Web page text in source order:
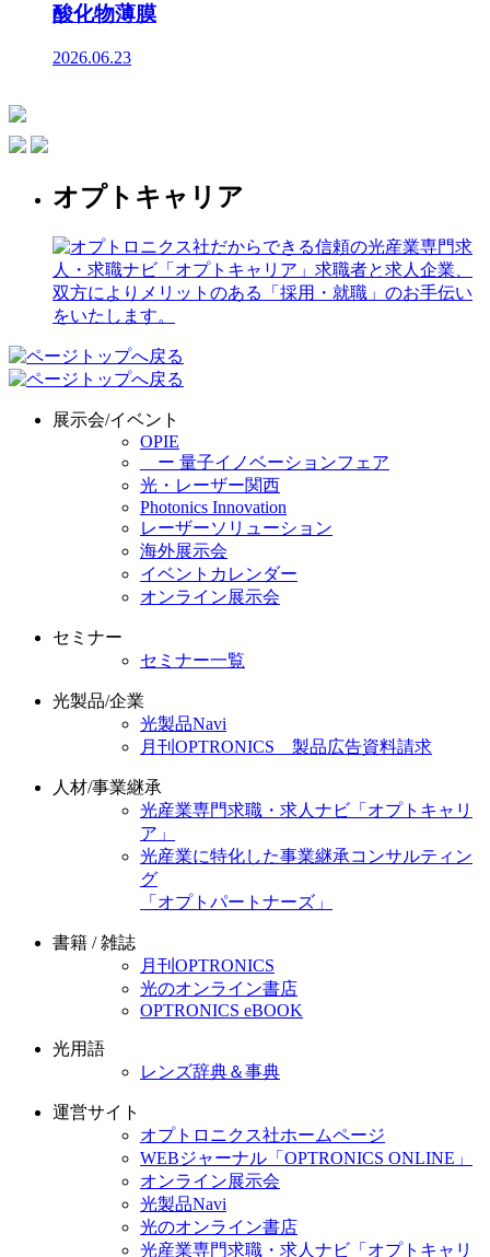
酸化物薄膜
2026.06.23
オプトキャリア
展示会/イベント
OPIE
ー 量子イノベーションフェア
光・レーザー関西
Photonics Innovation
レーザーソリューション
海外展示会
イベントカレンダー
オンライン展示会
セミナー
セミナー一覧
光製品/企業
光製品Navi
月刊OPTRONICS 製品広告資料請求
人材/事業継承
光産業専門求職・求人ナビ「オプトキャリ
ア」
光産業に特化した事業継承コンサルティン
グ
「オプトパートナーズ」
書籍 / 雑誌
月刊OPTRONICS
光のオンライン書店
OPTRONICS eBOOK
光用語
レンズ辞典＆事典
運営サイト
オプトロニクス社ホームページ
WEBジャーナル「OPTRONICS ONLINE」
オンライン展示会
光製品Navi
光のオンライン書店
光産業専門求職・求人ナビ「オプトキャリ